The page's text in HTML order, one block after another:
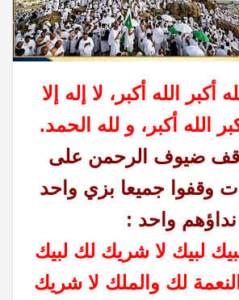
أكبر الله أكبر، لا إله إلا
الله أكبر، و لله الحمد.
ضيوف الرحمن على
وقفوا جميعا بزي واحد
نداؤهم واحد :
لبيك لا شريك لك لبيك
لك والملك لا شريك